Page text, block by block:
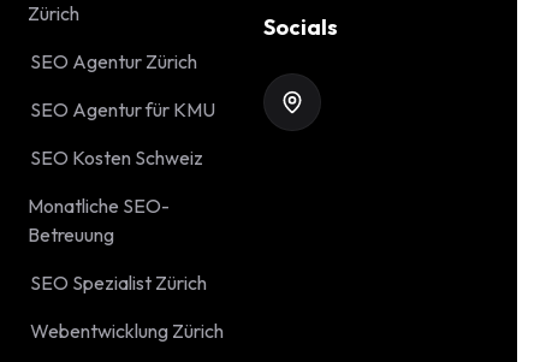
Zürich
SEO Agentur Zürich
SEO Agentur für KMU
SEO Kosten Schweiz
Monatliche SEO-
Betreuung
SEO Spezialist Zürich
Webentwicklung Zürich
Socials